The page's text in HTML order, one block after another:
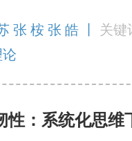
张 桉 张 皓 丨 关键
性：系统化思维